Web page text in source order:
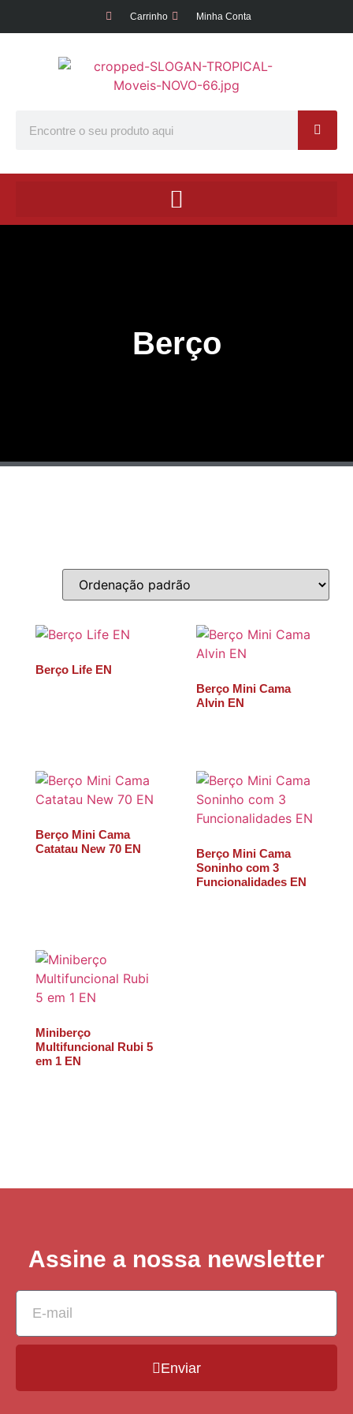
Carrinho Minha Conta
Berço
Berço Life EN
Berço Mini Cama
Alvin EN
Berço Mini Cama
Catatau New 70 EN
Berço Mini Cama
Soninho com 3
Funcionalidades EN
Miniberço
Multifuncional Rubi 5
em 1 EN
Assine a nossa newsletter
Enviar